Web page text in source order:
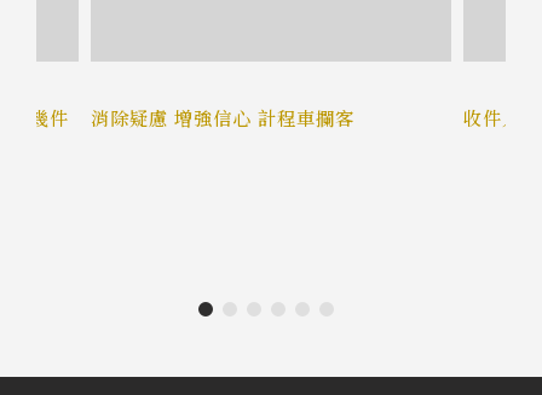
的幾件 消除疑慮 增強信心 計程車攔客 收件人